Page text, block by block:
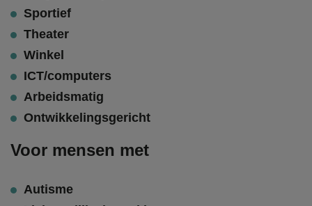
Sportief
Theater
Winkel
ICT/computers
Arbeidsmatig
Ontwikkelingsgericht
Voor mensen met
Autisme